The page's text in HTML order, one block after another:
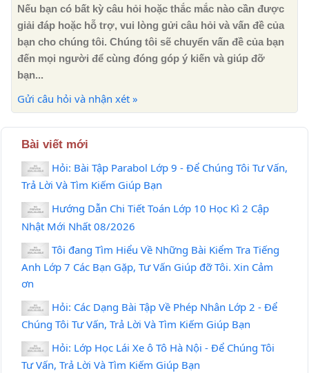
Nếu bạn có bất kỳ câu hỏi hoặc thắc mắc nào cần được
giải đáp hoặc hỗ trợ, vui lòng gửi câu hỏi và vấn đề của
bạn cho chúng tôi. Chúng tôi sẽ chuyển vấn đề của bạn
đến mọi người để cùng đóng góp ý kiến ​​và giúp đỡ
bạn...
Gửi câu hỏi và nhận xét »
Bài viết mới
Hỏi: Bài Tập Parabol Lớp 9 - Để Chúng Tôi Tư Vấn,
Trả Lời Và Tìm Kiếm Giúp Bạn
Hướng Dẫn Chi Tiết Toán Lớp 10 Học Kì 2 Cập
Nhật Mới Nhất 08/2026
Tôi đang Tìm Hiểu Về Những Bài Kiểm Tra Tiếng
Anh Lớp 7 Các Bạn Gặp, Tư Vấn Giúp đỡ Tôi. Xin Cảm
ơn
Hỏi: Các Dạng Bài Tập Về Phép Nhân Lớp 2 - Để
Chúng Tôi Tư Vấn, Trả Lời Và Tìm Kiếm Giúp Bạn
Hỏi: Lớp Học Lái Xe ô Tô Hà Nội - Để Chúng Tôi
Tư Vấn, Trả Lời Và Tìm Kiếm Giúp Bạn